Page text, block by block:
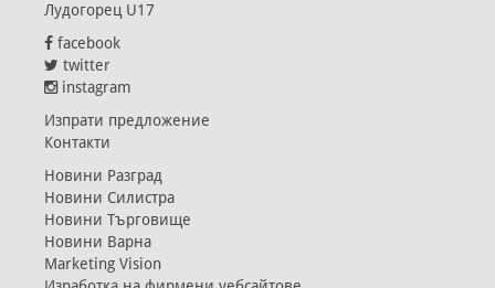
Лудогорец U17
facebook
twitter
instagram
Изпрати предложение
Контакти
Новини Разград
Новини Силистра
Новини Търговище
Новини Варна
Marketing Vision